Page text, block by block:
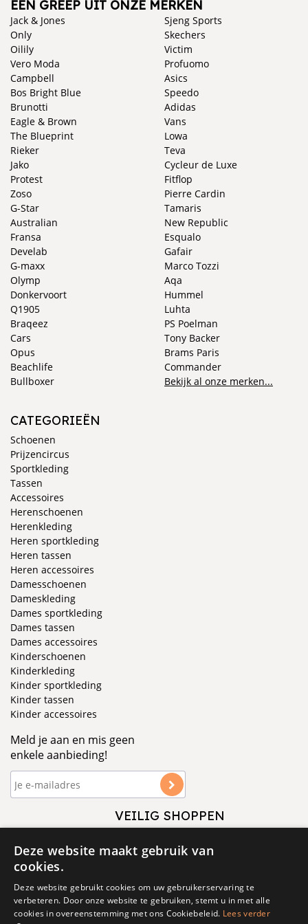
EEN GREEP UIT ONZE MERKEN
Jack & Jones
Only
Oilily
Vero Moda
Campbell
Bos Bright Blue
Brunotti
Eagle & Brown
The Blueprint
Rieker
Jako
Protest
Zoso
Sjeng Sports
Skechers
Victim
Profuomo
Asics
Speedo
Adidas
Vans
Lowa
Teva
Cycleur de Luxe
Fitflop
Pierre Cardin
G-Star
Australian
Fransa
Develab
G-maxx
Olymp
Donkervoort
Q1905
Braqeez
Cars
Opus
Beachlife
Bullboxer
Tamaris
New Republic
Esqualo
Gafair
Marco Tozzi
Aqa
Hummel
Luhta
PS Poelman
Tony Backer
Brams Paris
Commander
Bekijk al onze merken...
CATEGORIEËN
Schoenen
Prijzencircus
Sportkleding
Tassen
Accessoires
Herenschoenen
Herenkleding
Heren sportkleding
Heren tassen
Heren accessoires
Damesschoenen
Dameskleding
Dames sportkleding
Dames tassen
Dames accessoires
Kinderschoenen
Kinderkleding
Kinder sportkleding
Kinder tassen
Kinder accessoires
Meld je aan en mis geen
enkele aanbieding!
VEILIG SHOPPEN
Deze website maakt gebruik van
cookies.
Deze website gebruikt cookies om uw gebruikerservaring te
verbeteren. Door onze website te gebruiken, stemt u in met alle
cookies in overeenstemming met ons Cookiebeleid. Lees verder